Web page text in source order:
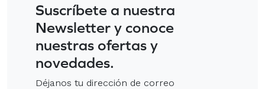
Suscríbete a nuestra
Newsletter y conoce
nuestras ofertas y
novedades.
Déjanos tu dirección de correo